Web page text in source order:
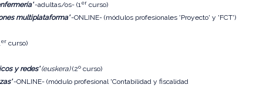
-adultas/os- (1er curso)
multiplataforma'-ONLINE- (módulos profesionales 'Proyecto' y 'FCT')
er curso)
y redes'(euskera)(2º curso)
-ONLINE- (módulo profesional 'Contabilidad y fiscalidad